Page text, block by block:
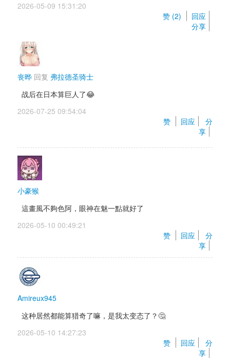
2026-05-09 15:31:20
赞 (2)
回应
分享
丧晔 回复 弗拉德圣骑士
战后在日本算巨人了😂
2026-07-25 09:54:04
赞
回应
分
享
小豪猴
這畫風不夠色阿，眼神在魅一點就好了
2026-05-10 00:49:21
赞
回应
分
享
Amireux945
这种居然都能算猎奇了嘛，是我太变态了？🤔
2026-05-10 14:27:23
赞
回应
分
享